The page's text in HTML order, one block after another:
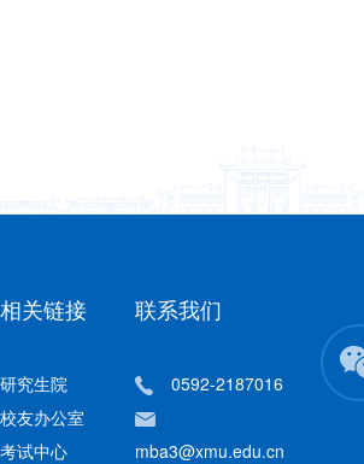
相关链接
研究生院
校友办公室
考试中心
联系我们
0592-2187016
mba3@xmu.edu.cn